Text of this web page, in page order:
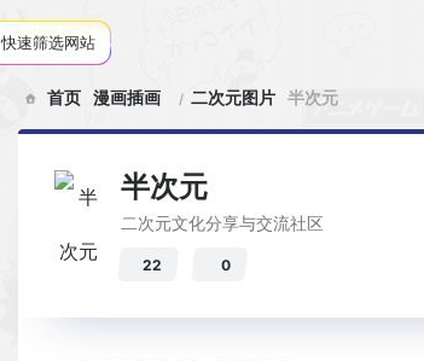
快速筛选网站
首页 漫画插画 二次元图片 半次元
半次元
二次元文化分享与交流社区
22 0